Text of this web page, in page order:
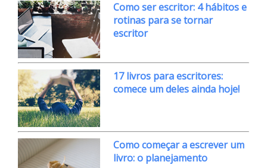
Como ser escritor: 4 hábitos e
rotinas para se tornar
escritor
17 livros para escritores:
comece um deles ainda hoje!
Como começar a escrever um
livro: o planejamento